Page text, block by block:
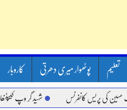
تعلیم پوٹھوار میری دھرتی کاروبار
کی پریس کانفرنس شہید گر وپ کیپٹنعاصم